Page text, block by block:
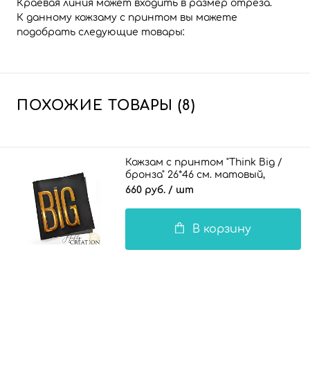
Краевая линия может входить в размер отреза.
К данному кожзаму с принтом вы можете
подобрать следующие товары:
ПОХОЖИЕ ТОВАРЫ (8)
Кожзам с принтом "Think Big /
бронза" 26*46 см. матовый,
черный
660 руб. / шт
В корзину